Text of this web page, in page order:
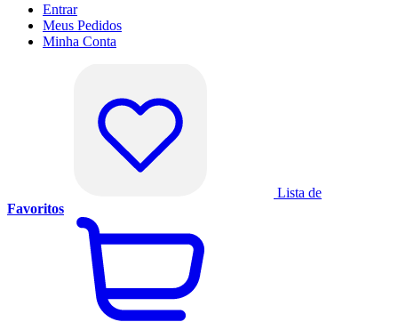
Entrar
Meus Pedidos
Minha Conta
Lista de
Favoritos